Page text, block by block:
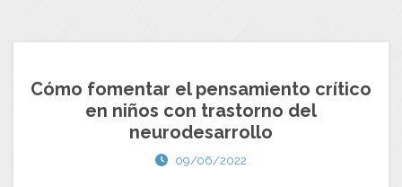
Cómo fomentar el pensamiento crítico
en niños con trastorno del
neurodesarrollo
09/06/2022